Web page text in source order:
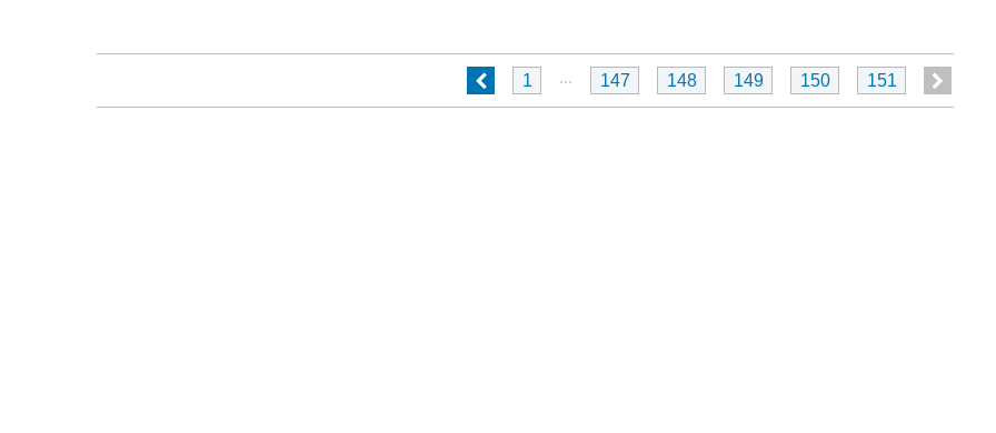
1 ... 147 148 149 150 151